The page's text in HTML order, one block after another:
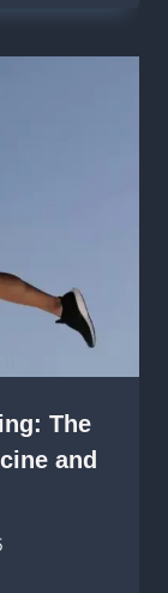
The
and